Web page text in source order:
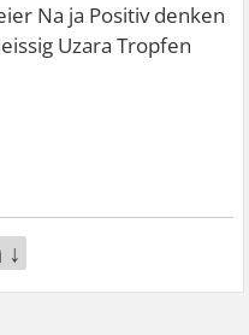
Na ja Positiv denken
Uzara Tropfen